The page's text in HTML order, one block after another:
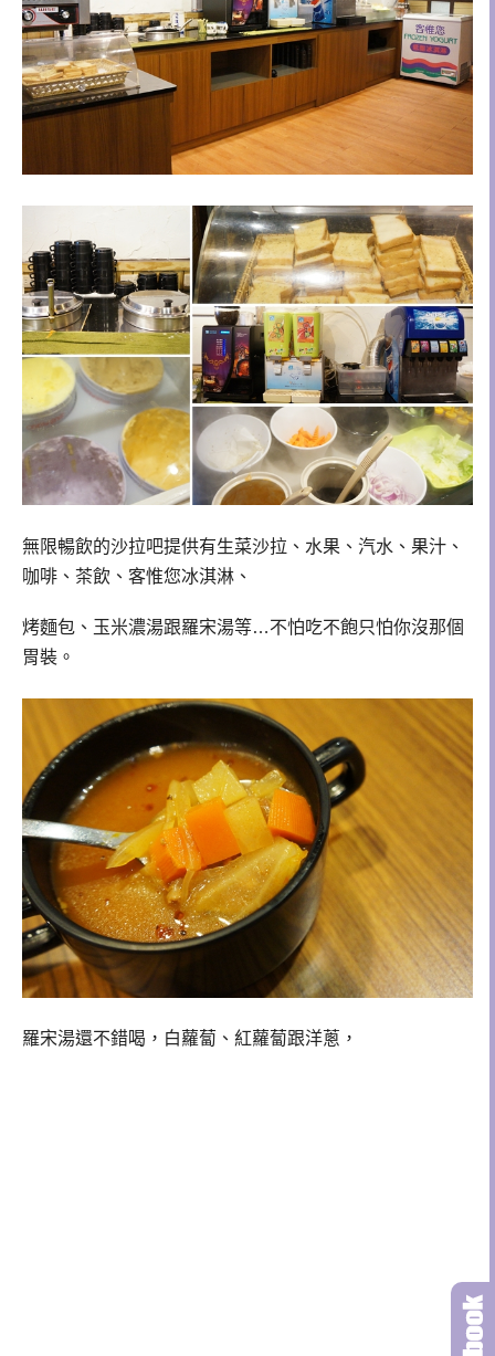
無限暢飲的沙拉吧提供有生菜沙拉、水果、汽水、果汁、
咖啡、茶飲、客惟您冰淇淋、
烤麵包、玉米濃湯跟羅宋湯等…不怕吃不飽只怕你沒那個
胃裝。
羅宋湯還不錯喝，白蘿蔔、紅蘿蔔跟洋蔥，